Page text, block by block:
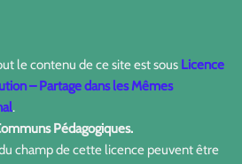
le contenu de ce site est sous Licence
– Partage dans les Mêmes
.
Pédagogiques.
champ de cette licence peuvent être